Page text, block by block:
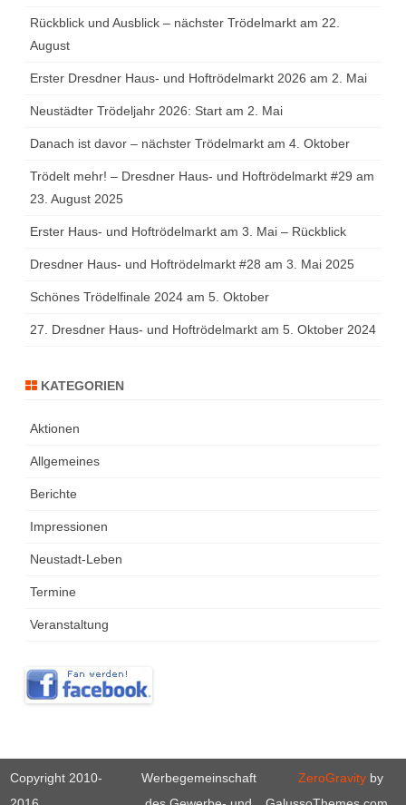
Rückblick und Ausblick – nächster Trödelmarkt am 22.
August
Erster Dresdner Haus- und Hoftrödelmarkt 2026 am 2. Mai
Neustädter Trödeljahr 2026: Start am 2. Mai
Danach ist davor – nächster Trödelmarkt am 4. Oktober
Trödelt mehr! – Dresdner Haus- und Hoftrödelmarkt #29 am
23. August 2025
Erster Haus- und Hoftrödelmarkt am 3. Mai – Rückblick
Dresdner Haus- und Hoftrödelmarkt #28 am 3. Mai 2025
Schönes Trödelfinale 2024 am 5. Oktober
27. Dresdner Haus- und Hoftrödelmarkt am 5. Oktober 2024
KATEGORIEN
Aktionen
Allgemeines
Berichte
Impressionen
Neustadt-Leben
Termine
Veranstaltung
Copyright 2010-
Werbegemeinschaft
ZeroGravityby